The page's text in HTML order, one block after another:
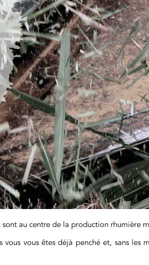
sont au centre de la production rhumière
vous êtes déjà penché et, sans les